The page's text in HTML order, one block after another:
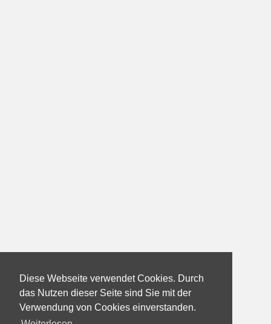
Diese Webseite verwendet Cookies. Durch
das Nutzen dieser Seite sind Sie mit der
Verwendung von Cookies einverstanden.